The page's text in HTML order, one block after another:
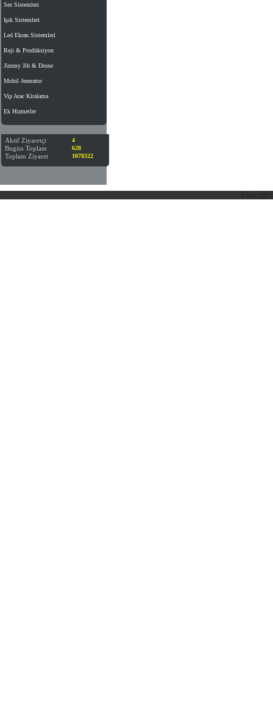
Ses Sistemleri
Işık Sistemleri
Led Ekran Sistemleri
Reji & Prodüksiyon
Jimmy Jib & Drone
Mobil Jenerator
Vip Arac Kiralama
Ek Hizmetler
Aktif Ziyaretçi 4
Bugün Toplam 628
Toplam Ziyaret 1078322